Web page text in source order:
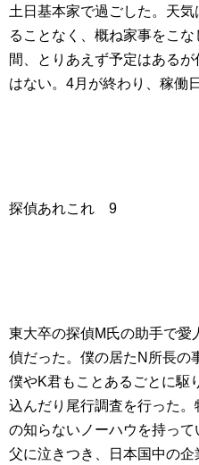
土日基本家で過ごした。天
ることなく、概ね家事をこ
間、とりあえず予定はある
はない。4月が終わり、稼働
探偵あれこれ 9
東大卒の探偵M氏の助手で愛
偵だった。僕の居たN所長の
僕やK君もことあるごとに駆
込んだり尾行調査を行った
の知らないノーハウを持っ
父に泣きつき、日本国中の